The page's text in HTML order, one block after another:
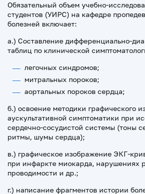
Обязательный объем учебно-
студентов (УИРС) на кафедре
болезней включает:
а.) Составление дифференциально-
таблиц по клинической
легочных синдромов;
митральных пороков;
аортальных пороков сердца;
б.) освоение методики графического
аускультативной симптоматики при
сердечно-сосудистой системы (тоны
ритмы, шумы сердца);
в.) графическое изображение ЭКГ-
при инфаркте миокарда, нарушениях
проводимости и др.;
г.) написание фрагментов истории